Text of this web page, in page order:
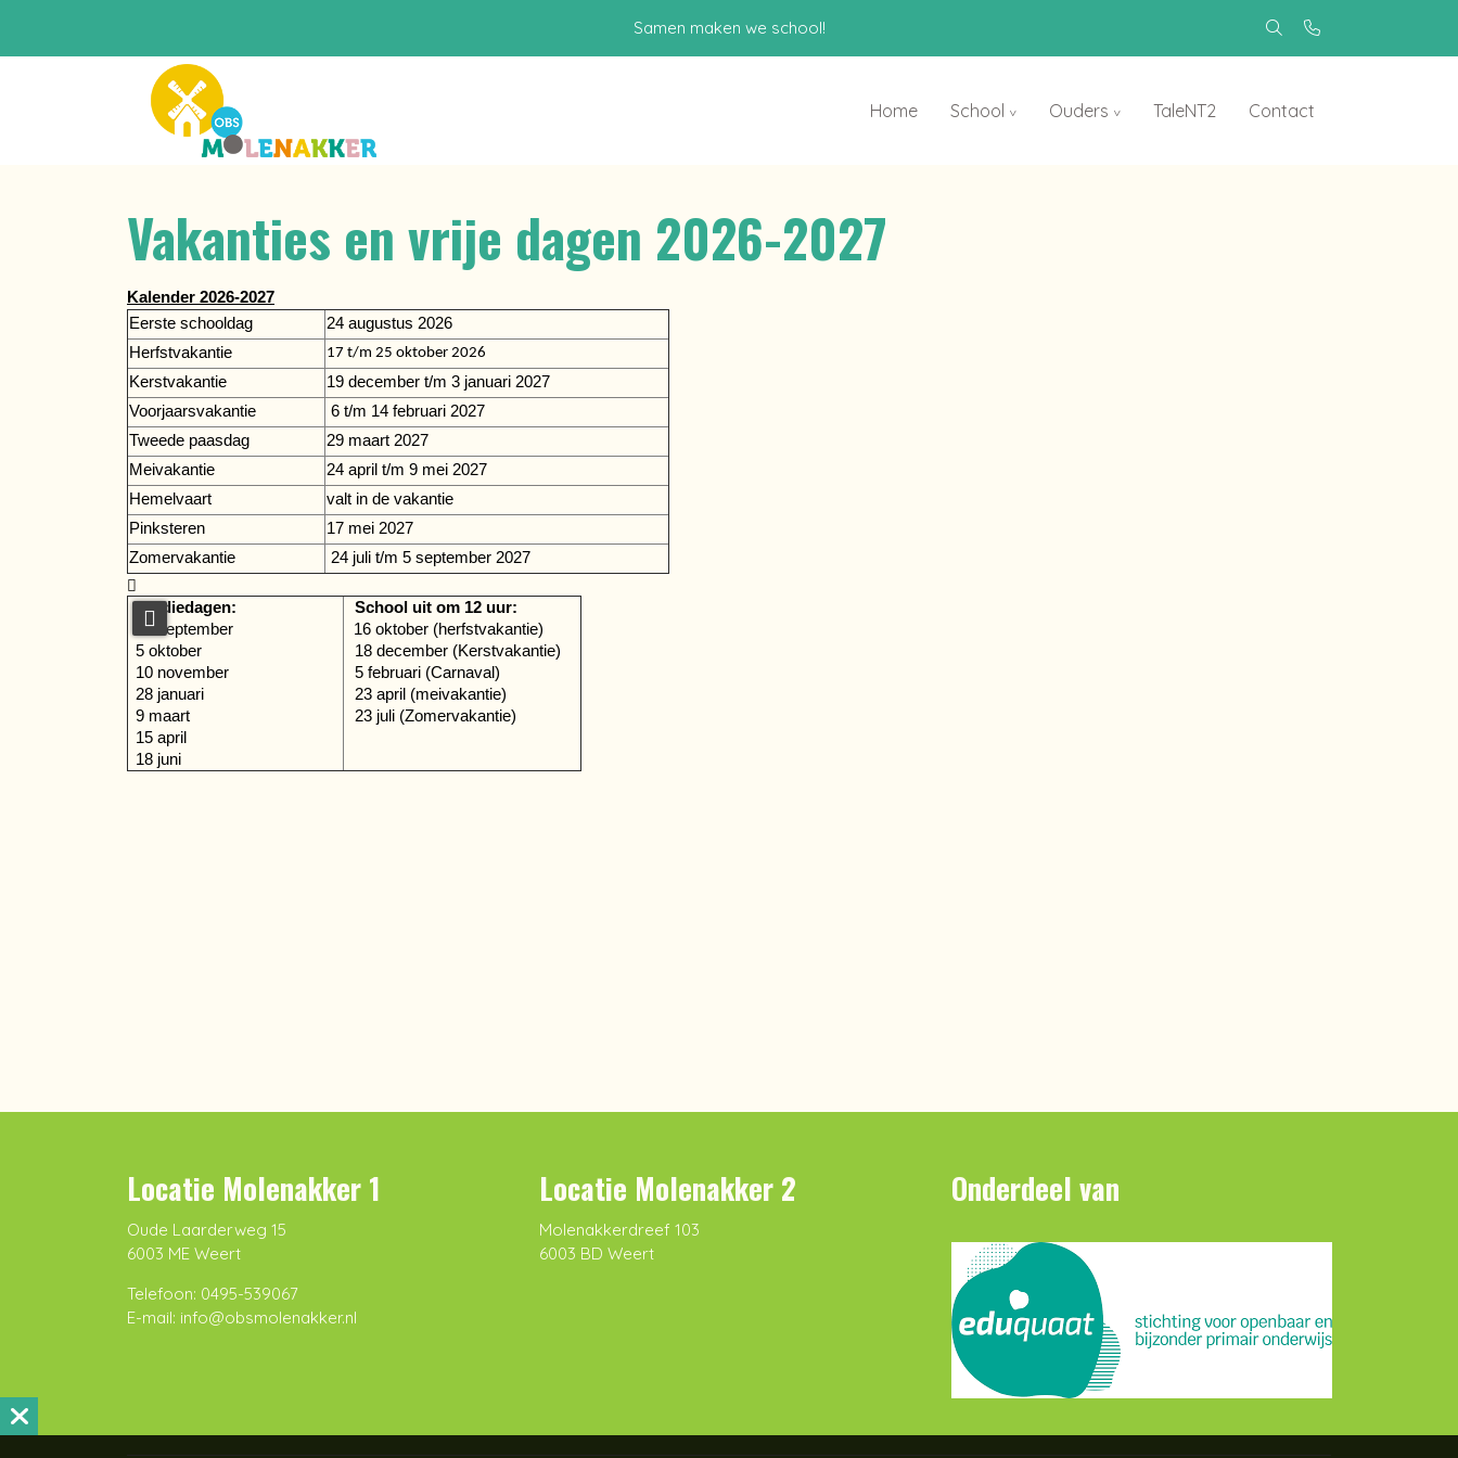
Samen maken we school!
Home School Ouders TaleNT2 Contact
Vakanties en vrije dagen 2026-2027
Kalender 2026-2027
Eerste schooldag
24 augustus 2026
Herfstvakantie
17 t/m 25 oktober 2026
Kerstvakantie
19 december t/m 3 januari 2027
Voorjaarsvakantie
6 t/m 14 februari 2027
Tweede paasdag
29 maart 2027
Meivakantie
24 april t/m 9 mei 2027
Hemelvaart
valt in de vakantie
Pinksteren
17 mei 2027
Zomervakantie
24 juli t/m 5 september 2027


Studiedagen:
28 september
5 oktober
10 november
28 januari
9 maart
15 april
18 juni
School uit om 12 uur:
16 oktober (herfstvakantie)
18 december (Kerstvakantie)
5 februari (Carnaval)
23 april (meivakantie)
23 juli (Zomervakantie)
Locatie Molenakker 1
Oude Laarderweg 15
6003 ME Weert
Telefoon: 0495-539067
E-mail: info@obsmolenakker.nl
Locatie Molenakker 2
Molenakkerdreef 103
6003 BD Weert
Onderdeel van